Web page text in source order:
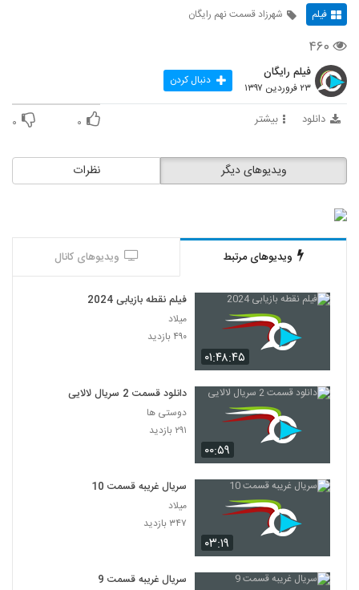
فیلم شهرزاد قسمت نهم رایگان
۴۶۰
فیلم رایگان
۲۳ فروردین ۱۳۹۷ دنبال کردن
دانلود بیشتر ۰ ۰
نظرات ویدیوهای دیگر
ویدیوهای مرتبط ویدیوهای کانال
۰۱:۴۸:۴۵
فیلم نقطه بازیابی 2024
میلاد
۴۹۰ بازدید
۰۰:۵۹
دانلود قسمت 2 سریال لالایی
دوستی ها
۲۹۱ بازدید
۰۳:۱۹
سریال غریبه قسمت 10
میلاد
۳۴۷ بازدید
سریال غریبه قسمت 9